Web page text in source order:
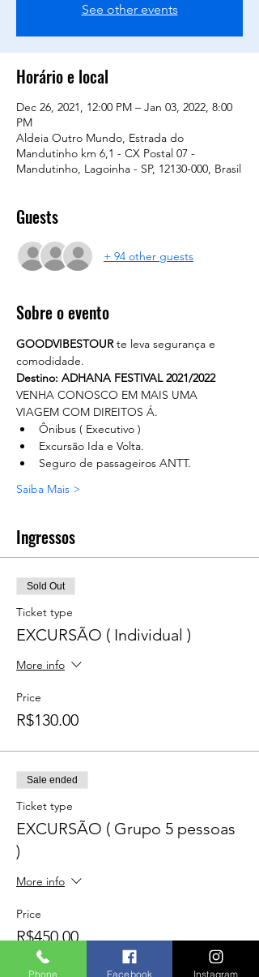
See other events
Horário e local
Dec 26, 2021, 12:00 PM – Jan 03, 2022, 8:00
PM
Aldeia Outro Mundo, Estrada do
Mandutinho km 6,1 - CX Postal 07 -
Mandutinho, Lagoinha - SP, 12130-000, Brasil
Guests
+ 94 other guests
Sobre o evento
GOODVIBESTOUR te leva segurança e
comodidade.
Destino: ADHANA FESTIVAL 2021/2022
VENHA CONOSCO EM MAIS UMA
VIAGEM COM DIREITOS Á.
Ônibus ( Executivo )
Excursão Ida e Volta.
Seguro de passageiros ANTT.
Saiba Mais >
Ingressos
Sold Out
Ticket type
EXCURSÃO ( Individual )
More info
Price
R$130.00
Sale ended
Ticket type
EXCURSÃO ( Grupo 5 pessoas
)
More info
Price
R$450.00
Phone Facebook Instagram